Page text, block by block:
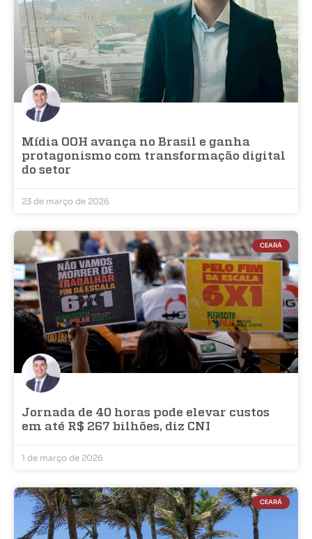
Mídia OOH avança no Brasil e ganha
protagonismo com transformação digital
do setor
23 de março de 2026
CEARÁ
Jornada de 40 horas pode elevar custos
em até R$ 267 bilhões, diz CNI
1 de março de 2026
CEARÁ